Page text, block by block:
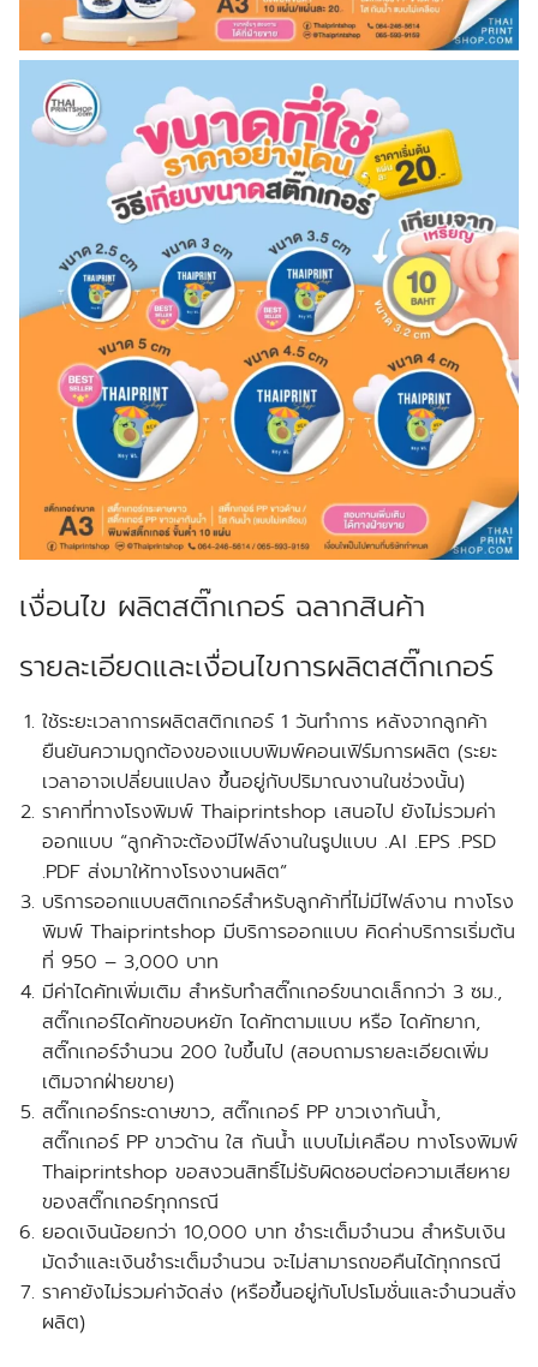
เงื่อนไข ผลิตสติ๊กเกอร์ ฉลากสินค้า
รายละเอียดและเงื่อนไขการผลิตสติ๊กเกอร์
ใช้ระยะเวลาการผลิตสติกเกอร์ 1 วันทำการ หลังจากลูกค้า
ยืนยันความถูกต้องของแบบพิมพ์คอนเฟิร์มการผลิต (ระยะ
เวลาอาจเปลี่ยนแปลง ขึ้นอยู่กับปริมาณงานในช่วงนั้น)
ราคาที่ทางโรงพิมพ์ Thaiprintshop เสนอไป ยังไม่รวมค่า
ออกแบบ “ลูกค้าจะต้องมีไฟล์งานในรูปแบบ .AI .EPS .PSD
.PDF ส่งมาให้ทางโรงงานผลิต”
บริการออกแบบสติกเกอร์สำหรับลูกค้าที่ไม่มีไฟล์งาน ทางโรง
พิมพ์ Thaiprintshop มีบริการออกแบบ คิดค่าบริการเริ่มต้น
ที่ 950 – 3,000 บาท
มีค่าไดคัทเพิ่มเติม สำหรับทำสติ๊กเกอร์ขนาดเล็กกว่า 3 ซม.,
สติ๊กเกอร์ไดคัทขอบหยัก ไดคัทตามแบบ หรือ ไดคัทยาก,
สติ๊กเกอร์จำนวน 200 ใบขึ้นไป (สอบถามรายละเอียดเพิ่ม
เติมจากฝ่ายขาย)
สติ๊กเกอร์กระดาษขาว, สติ๊กเกอร์ PP ขาวเงากันน้ำ,
สติ๊กเกอร์ PP ขาวด้าน ใส กันน้ำ แบบไม่เคลือบ ทางโรงพิมพ์
Thaiprintshop ขอสงวนสิทธิ์ไม่รับผิดชอบต่อความเสียหาย
ของสติ๊กเกอร์ทุกกรณี
ยอดเงินน้อยกว่า 10,000 บาท ชำระเต็มจำนวน สำหรับเงิน
มัดจำและเงินชำระเต็มจำนวน จะไม่สามารถขอคืนได้ทุกกรณี
ราคายังไม่รวมค่าจัดส่ง (หรือขึ้นอยู่กับโปรโมชั่นและจำนวนสั่ง
ผลิต)